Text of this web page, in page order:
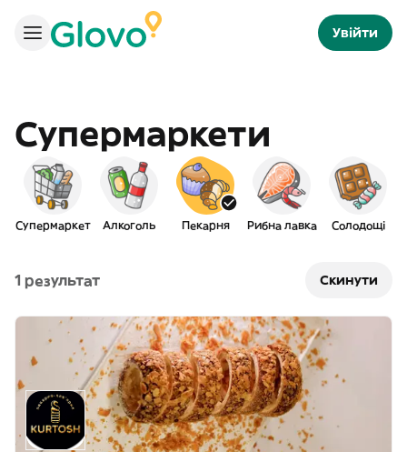
Увійти
Супермаркети
Супермаркет Алкоголь Пекарня Рибна лавка Солодощі
1 результат Скинути